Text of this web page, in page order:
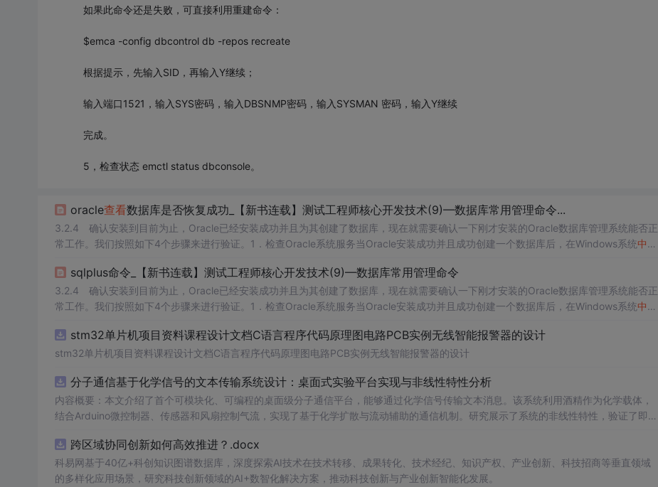
如果此命令还是失败，可直接利用重建命令：
$emca -config dbcontrol db -repos recreate
根据提示，先输入SID，再输入Y继续；
输入端口1521，输入SYS密码，输入DBSNMP密码，输入SYSMAN 密码，输入Y继续
完成。
5，检查状态 emctl status dbconsole。
oracle查看数据库是否恢复成功_【新书连载】测试工程师核心开发技术(9)—数据库常用管理命令...
3.2.4 确认安装到目前为止，Oracle已经安装成功并且为其创建了数据库，现在就需要确认一下刚才安装的Oracle数据库管理系统能否正
常工作。我们按照如下4个步骤来进行验证。1．检查Oracle系统服务当Oracle安装成功并且成功创建一个数据库后，在Windows系统中 将
sqlplus命令_【新书连载】测试工程师核心开发技术(9)—数据库常用管理命令
3.2.4 确认安装到目前为止，Oracle已经安装成功并且为其创建了数据库，现在就需要确认一下刚才安装的Oracle数据库管理系统能否正
常工作。我们按照如下4个步骤来进行验证。1．检查Oracle系统服务当Oracle安装成功并且成功创建一个数据库后，在Windows系统中 将
stm32单片机项目资料课程设计文档C语言程序代码原理图电路PCB实例无线智能报警器的设计
stm32单片机项目资料课程设计文档C语言程序代码原理图电路PCB实例无线智能报警器的设计
分子通信基于化学信号的文本传输系统设计：桌面式实验平台实现与非线性特性分析
内容概要：本文介绍了首个可模块化、可编程的桌面级分子通信平台，能够通过化学信号传输文本消息。该系统利用酒精作为化学载体，
结合Arduino微控制器、传感器和风扇控制气流，实现了基于化学扩散与流动辅助的通信机制。研究展示了系统的非线性特性，验证了即使
本、易复现的硬件平台。; 适合人群：具备电子工程、通信系统或交叉学科背景，从事纳米技术、生物通信或新型通信系统研究的科研人员
及研究生。; 使用场景及目标：①用于教学演示和科研实验中展示分子通信的基本原理；②作为测试平台研究非线性信道建模、环境干
扰、流量调控对通信性能的影响；③推动面向管道、地下、水下或体内等电磁不可行场景的替代通信技术发展。; 阅读建议：此资源强调
跨区域协同创新如何高效推进？.docx
科易网基于40亿+科创知识图谱数据库，深度探索AI技术在技术转移、成果转化、技术经纪、知识产权、产业创新、科技招商等垂直领域
的多样化应用场景，研究科技创新领域的AI+数智化解决方案，推动科技创新与产业创新智能化发展。